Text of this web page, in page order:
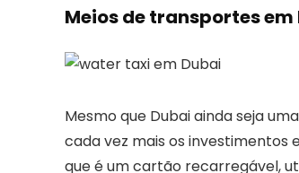
Meios de transportes em
Mesmo que Dubai ainda seja
cada vez mais os investimentos
que é um cartão recarregável,